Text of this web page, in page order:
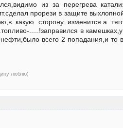
из за перегрева
прорези в защите
какую сторону изменится.а
.....!заправился в
всего 2 попадания,и то
люблю)